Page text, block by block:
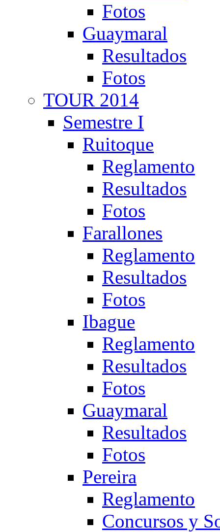
Fotos
Guaymaral
Resultados
Fotos
TOUR 2014
Semestre I
Ruitoque
Reglamento
Resultados
Fotos
Farallones
Reglamento
Resultados
Fotos
Ibague
Reglamento
Resultados
Fotos
Guaymaral
Resultados
Fotos
Pereira
Reglamento
Concursos y